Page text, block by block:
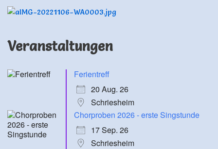
Veranstaltungen
Ferientreff
20 Aug. 26
Schriesheim
Chorproben 2026 - erste Singstunde
17 Sep. 26
Schriesheim